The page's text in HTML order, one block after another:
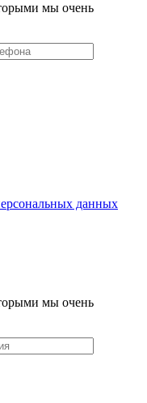
мы очень
данных
мы очень